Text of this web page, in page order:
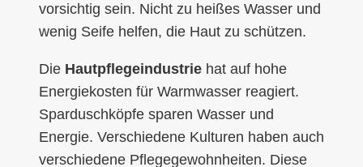
vorsichtig sein. Nicht zu heißes Wasser und
wenig Seife helfen, die Haut zu schützen.
Die Hautpflegeindustrie hat auf hohe
Energiekosten für Warmwasser reagiert.
Sparduschköpfe sparen Wasser und
Energie. Verschiedene Kulturen haben auch
verschiedene Pflegegewohnheiten. Diese